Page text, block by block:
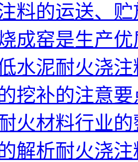
料的运送、贮
成窑是生产
水泥耐火浇
挖补的注意
火材料行业
解析耐火浇